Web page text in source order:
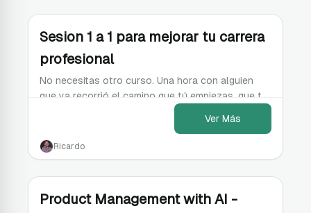
Sesion 1 a 1 para mejorar tu carrera
profesional
No necesitas otro curso. Una hora con alguien
que ya recorrió el camino que tú empiezas, que te
escuche y te marca el siguiente paso profesional.
Ver Más
Ricardo
Product Management with AI -